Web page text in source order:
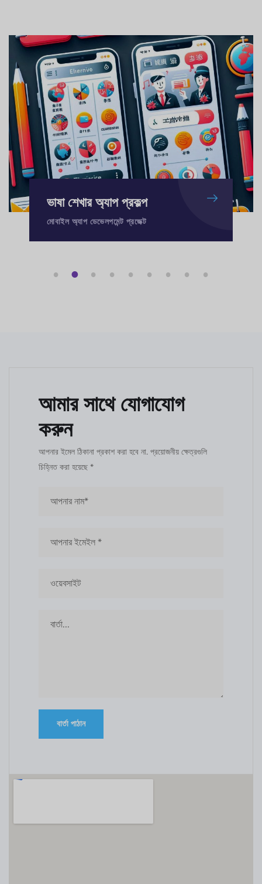
ভাষা শেখার অ্যাপ প্রকল্প
মোবাইল অ্যাপ ডেভেলপমেন্ট প্রজেক্ট
1 2 3 4 5 6 7 8 9
আমার সাথে যোগাযোগ
করুন
আপনার ইমেল ঠিকানা প্রকাশ করা হবে না. প্রয়োজনীয় ক্ষেত্রগুলি
চিহ্নিত করা হয়েছে *
বার্তা পাঠান